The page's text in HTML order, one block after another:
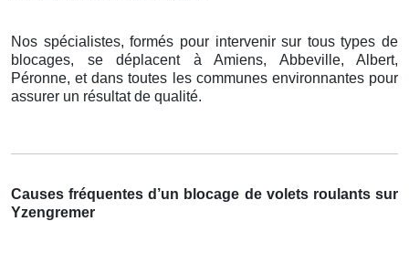
Nos spécialistes, formés pour intervenir sur tous types de
blocages, se déplacent à Amiens, Abbeville, Albert,
Péronne, et dans toutes les communes environnantes pour
assurer un résultat de qualité.
Causes fréquentes d’un blocage de volets roulants sur
Yzengremer